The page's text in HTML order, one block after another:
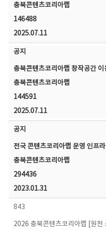
충북콘텐츠코리아랩
146488
2025.07.11
공지
충북콘텐츠코리아랩 창작공간 이
충북콘텐츠코리아랩
144591
2025.07.11
공지
전국 콘텐츠코리아랩 운영 인프
충북콘텐츠코리아랩
294436
2023.01.31
843
2026 충북콘텐츠코리아랩 [원천